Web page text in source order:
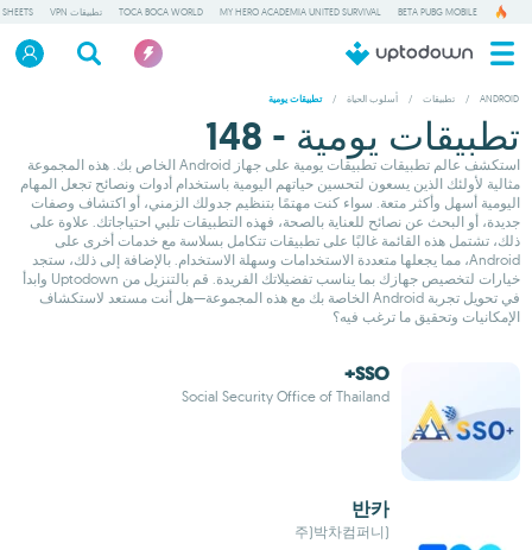
BETA PUBG MOBILE
MY HERO ACADEMIA UNITED SURVIVAL
TOCA BOCA WORLD تطبيقات VPN
ANDROID
/ تطبيقات / أسلوب الحياة / تطبيقات يومية
تطبيقات يومية - 148
استكشف عالم تطبيقات تطبيقات يومية على جهاز Android الخاص بك. هذه المجموعة
مثالية لأولئك الذين يسعون لتحسين حياتهم اليومية باستخدام أدوات ونصائح تجعل المهام
اليومية أسهل وأكثر متعة. سواء كنت مهتمًا بتنظيم جدولك الزمني، أو اكتشاف وصفات
جديدة، أو البحث عن نصائح للعناية بالصحة، فهذه التطبيقات تلبي احتياجاتك. علاوة على
ذلك، تشتمل هذه القائمة غالبًا على تطبيقات تتكامل بسلاسة مع خدمات أخرى على
Android، مما يجعلها متعددة الاستخدامات وسهلة الاستخدام. بالإضافة إلى ذلك، ستجد
خيارات لتخصيص جهازك بما يناسب تفضيلاتك الفريدة. قم بالتنزيل من Uptodown وابدأ
في تحويل تجربة Android الخاصة بك مع هذه المجموعة—هل أنت مستعد لاستكشاف
الإمكانيات وتحقيق ما ترغب فيه؟
SSO+
Social Security Office of Thailand
반카
(주)박차컴퍼니